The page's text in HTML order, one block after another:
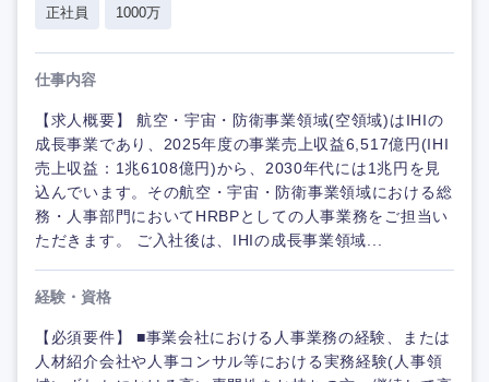
正社員
1000万
仕事内容
【求人概要】 航空・宇宙・防衛事業領域(空領域)はIHIの
成長事業であり、2025年度の事業売上収益6,517億円(IHI
売上収益：1兆6108億円)から、2030年代には1兆円を見
込んでいます。その航空・宇宙・防衛事業領域における総
務・人事部門においてHRBPとしての人事業務をご担当い
ただきます。 ご入社後は、IHIの成長事業領域...
経験・資格
【必須要件】 ■事業会社における人事業務の経験、または
人材紹介会社や人事コンサル等における実務経験(人事領